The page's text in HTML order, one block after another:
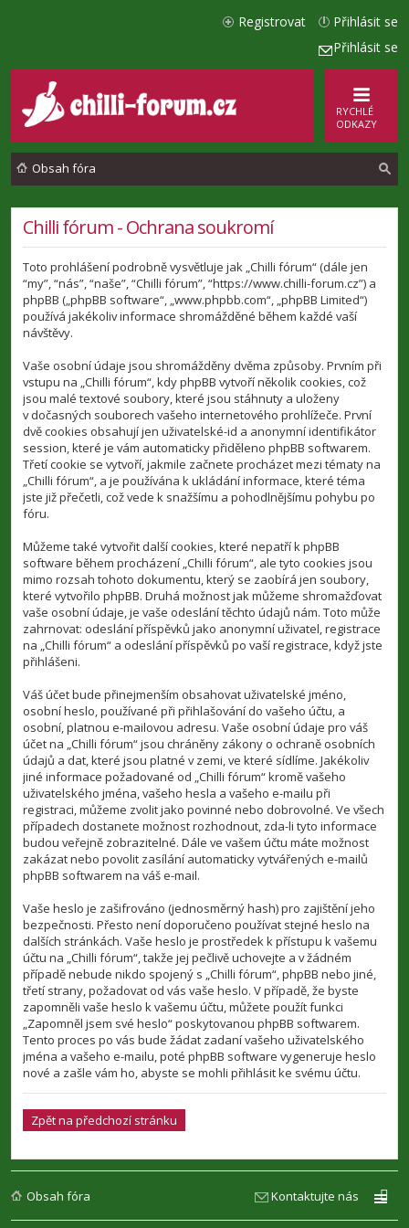
Přihlásit se
Přihlásit se
Registrovat
RYCHLÉ
ODKAZY
Obsah fóra
Chilli fórum - Ochrana soukromí
Toto prohlášení podrobně vysvětluje jak „Chilli fórum“ (dále jen
“my”, “nás”, “naše”, “Chilli fórum”, “https://www.chilli-forum.cz”) a
phpBB („phpBB software“, „www.phpbb.com“, „phpBB Limited“)
používá jakékoliv informace shromážděné během každé vaší
návštěvy.
Vaše osobní údaje jsou shromážděny dvěma způsoby. Prvním při
vstupu na „Chilli fórum“, kdy phpBB vytvoří několik cookies, což
jsou malé textové soubory, které jsou stáhnuty a uloženy
v dočasných souborech vašeho internetového prohlížeče. První
dvě cookies obsahují jen uživatelské-id a anonymní identifikátor
session, které je vám automaticky přiděleno phpBB softwarem.
Třetí cookie se vytvoří, jakmile začnete procházet mezi tématy na
„Chilli fórum“, a je používána k ukládání informace, které téma
jste již přečetli, což vede k snažšímu a pohodlnějšímu pohybu po
fóru.
Můžeme také vytvořit další cookies, které nepatří k phpBB
software během procházení „Chilli fórum“, ale tyto cookies jsou
mimo rozsah tohoto dokumentu, který se zaobírá jen soubory,
které vytvořilo phpBB. Druhá možnost jak můžeme shromažďovat
vaše osobní údaje, je vaše odeslání těchto údajů nám. Toto může
zahrnovat: odeslání příspěvků jako anonymní uživatel, registrace
na „Chilli fórum“ a odeslání příspěvků po vaší registrace, když jste
přihlášeni.
Váš účet bude přinejmenším obsahovat uživatelské jméno,
osobní heslo, používané při přihlašování do vašeho účtu, a
osobní, platnou e-mailovou adresu. Vaše osobní údaje pro váš
účet na „Chilli fórum“ jsou chráněny zákony o ochraně osobních
údajů a dat, které jsou platné v zemi, ve které sídlíme. Jakékoliv
jiné informace požadované od „Chilli fórum“ kromě vašeho
uživatelského jména, vašeho hesla a vašeho e-mailu při
registraci, můžeme zvolit jako povinné nebo dobrovolné. Ve všech
případech dostanete možnost rozhodnout, zda-li tyto informace
budou veřejně zobrazitelné. Dále ve vašem účtu máte možnost
zakázat nebo povolit zasílání automaticky vytvářených e-mailů
phpBB softwarem na váš e-mail.
Vaše heslo je zašifrováno (jednosměrný hash) pro zajištění jeho
bezpečnosti. Přesto není doporučeno používat stejné heslo na
dalších stránkách. Vaše heslo je prostředek k přístupu k vašemu
účtu na „Chilli fórum“, takže jej pečlivě uchovejte a v žádném
případě nebude nikdo spojený s „Chilli fórum“, phpBB nebo jiné,
třetí strany, požadovat od vás vaše heslo. V případě, že byste
zapomněli vaše heslo k vašemu účtu, můžete použít funkci
„Zapomněl jsem své heslo“ poskytovanou phpBB softwarem.
Tento proces po vás bude žádat zadaní vašeho uživatelského
jména a vašeho e-mailu, poté phpBB software vygeneruje heslo
nové a zašle vám ho, abyste se mohli přihlásit ke svému účtu.
Zpět na předchozí stránku
Obsah fóra Kontaktujte nás